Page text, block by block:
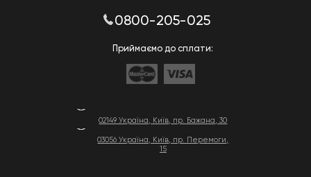
02149 Україна, Київ, пр. Бажана, 30
03056 Україна, Київ, пр. Перемоги,
15
0800-205-025
Приймаємо до сплати: